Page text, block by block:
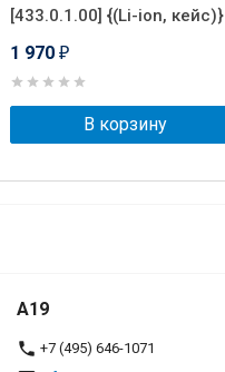
[433.0.1.00] {(Li-ion, кейс)}
1 970 ₽
В корзину
A19
+7 (495) 646-1071